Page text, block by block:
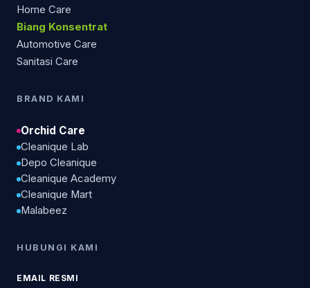
Home Care
Biang Konsentrat
Automotive Care
Sanitasi Care
BRAND KAMI
Orchid Care
Cleanique Lab
Depo Cleanique
Cleanique Academy
Cleanique Mart
Malabeez
HUBUNGI KAMI
EMAIL RESMI